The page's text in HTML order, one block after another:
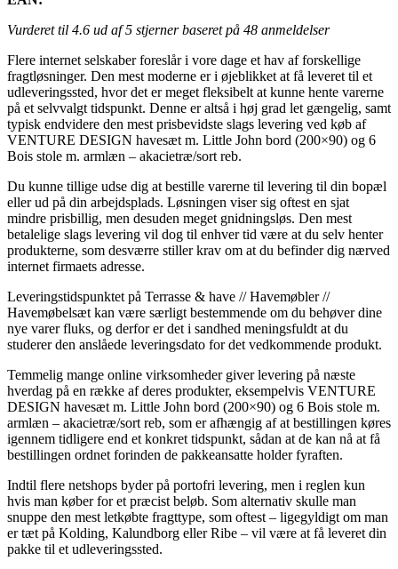
Vurderet til 4.6 ud af 5 stjerner baseret på 48 anmeldelser
Flere internet selskaber foreslår i vore dage et hav af forskellige
fragtløsninger. Den mest moderne er i øjeblikket at få leveret til et
udleveringssted, hvor det er meget fleksibelt at kunne hente varerne
på et selvvalgt tidspunkt. Denne er altså i høj grad let gængelig, samt
typisk endvidere den mest prisbevidste slags levering ved køb af
VENTURE DESIGN havesæt m. Little John bord (200×90) og 6
Bois stole m. armlæn – akacietræ/sort reb.
Du kunne tillige udse dig at bestille varerne til levering til din bopæl
eller ud på din arbejdsplads. Løsningen viser sig oftest en sjat
mindre prisbillig, men desuden meget gnidningsløs. Den mest
betalelige slags levering vil dog til enhver tid være at du selv henter
produkterne, som desværre stiller krav om at du befinder dig nærved
internet firmaets adresse.
Leveringstidspunktet på Terrasse & have // Havemøbler //
Havemøbelsæt kan være særligt bestemmende om du behøver dine
nye varer fluks, og derfor er det i sandhed meningsfuldt at du
studerer den anslåede leveringsdato for det vedkommende produkt.
Temmelig mange online virksomheder giver levering på næste
hverdag på en række af deres produkter, eksempelvis VENTURE
DESIGN havesæt m. Little John bord (200×90) og 6 Bois stole m.
armlæn – akacietræ/sort reb, som er afhængig af at bestillingen køres
igennem tidligere end et konkret tidspunkt, sådan at de kan nå at få
bestillingen ordnet forinden de pakkeansatte holder fyraften.
Indtil flere netshops byder på portofri levering, men i reglen kun
hvis man køber for et præcist beløb. Som alternativ skulle man
snuppe den mest letkøbte fragttype, som oftest – ligegyldigt om man
er tæt på Kolding, Kalundborg eller Ribe – vil være at få leveret din
pakke til et udleveringssted.